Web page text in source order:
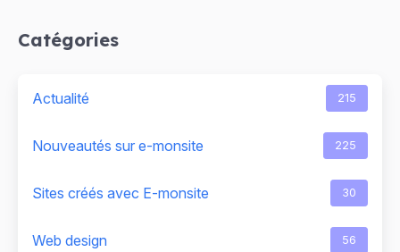
Catégories
Actualité 215
Nouveautés sur e-monsite 225
Sites créés avec E-monsite 30
Web design 56